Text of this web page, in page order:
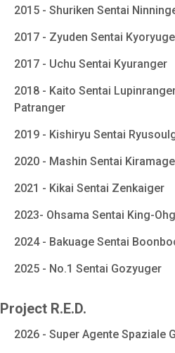
2015 - Shuriken Sentai
2017 - Zyuden Sentai
2017 - Uchu Sentai Kyuranger
2018 - Kaito Sentai
Patranger
2019 - Kishiryu Sentai
2020 - Mashin Sentai
2021 - Kikai Sentai Zenkaiger
2023- Ohsama Sentai King-
2024 - Bakuage Sentai
2025 - No.1 Sentai Gozyuger
Project R.E.D.
2026 - Super Agente Spaziale